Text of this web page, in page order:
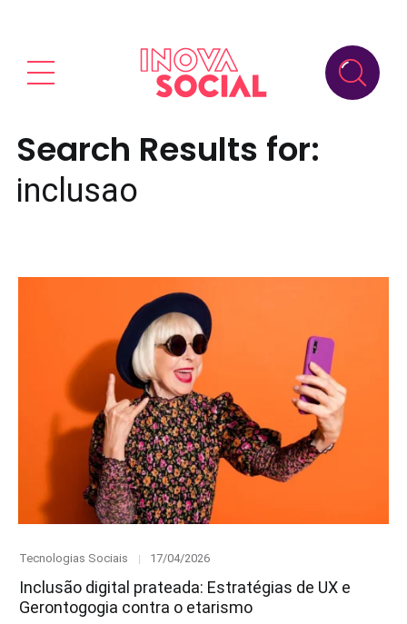
Search Results for:
inclusao
Category
Tecnologias Sociais
Posted
17/04/2026
Inclusão digital prateada: Estratégias de UX e
Gerontogogia contra o etarismo